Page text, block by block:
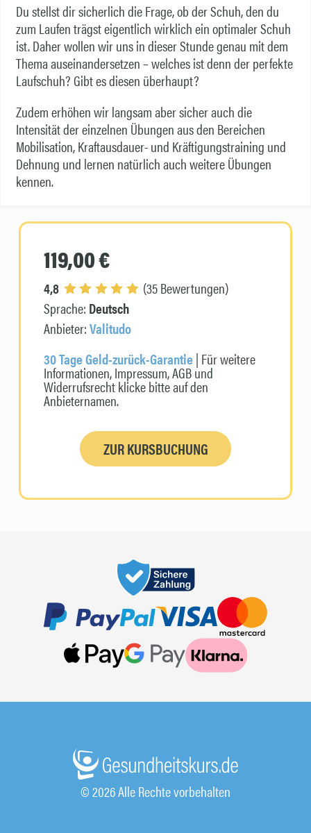
Du stellst dir sicherlich die Frage, ob der Schuh, den du
zum Laufen trägst eigentlich wirklich ein optimaler Schuh
ist. Daher wollen wir uns in dieser Stunde genau mit dem
Thema auseinandersetzen – welches ist denn der perfekte
Laufschuh? Gibt es diesen überhaupt?
Zudem erhöhen wir langsam aber sicher auch die
Intensität der einzelnen Übungen aus den Bereichen
Mobilisation, Kraftausdauer- und Kräftigungstraining und
Dehnung und lernen natürlich auch weitere Übungen
kennen.
119,00 €
4,8
(35 Bewertungen)
Sprache: Deutsch
Anbieter:Valitudo
30 Tage Geld-zurück-Garantie| Für weitere
Informationen, Impressum, AGB und
Widerrufsrecht klicke bitte auf den
Anbieternamen.
ZUR KURSBUCHUNG
© 2026 Alle Rechte vorbehalten